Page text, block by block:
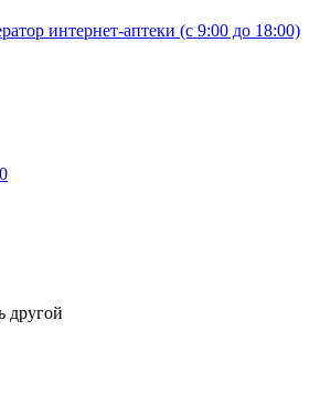
интернет-аптеки (с 9:00 до 18:00)
0
другой